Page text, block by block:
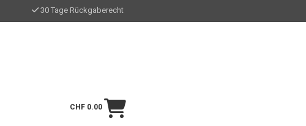
30 Tage Rückgaberecht
CHF 0.00